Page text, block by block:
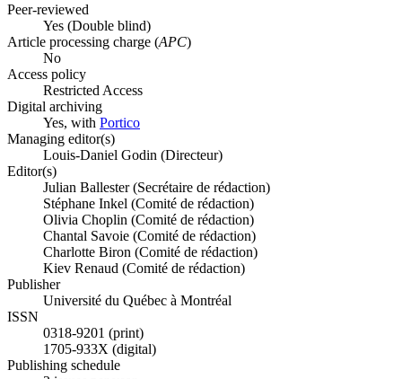
Peer-reviewed
Yes (Double blind)
Article processing charge (APC)
No
Access policy
Restricted Access
Digital archiving
Yes, with Portico
Managing editor(s)
Louis-Daniel Godin (Directeur)
Editor(s)
Julian Ballester (Secrétaire de rédaction)
Stéphane Inkel (Comité de rédaction)
Olivia Choplin (Comité de rédaction)
Chantal Savoie (Comité de rédaction)
Charlotte Biron (Comité de rédaction)
Kiev Renaud (Comité de rédaction)
Publisher
Université du Québec à Montréal
ISSN
0318-9201 (print)
1705-933X (digital)
Publishing schedule